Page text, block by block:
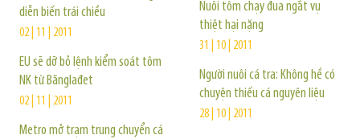
diễn biến trái chiều
02 | 11 | 2011
EU sẽ dỡ bỏ lệnh kiểm soát tôm
NK từ Bănglađet
02 | 11 | 2011
Metro mở trạm trung chuyển cá
Nuôi tôm chạy đua ngắt vụ
thiệt hại nặng
31 | 10 | 2011
Người nuôi cá tra: Không hề có
chuyện thiếu cá nguyên liệu
28 | 10 | 2011